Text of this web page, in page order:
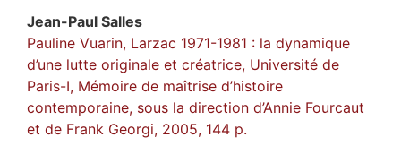
Jean-Paul Salles
Pauline Vuarin, Larzac 1971-1981 : la dynamique
d’une lutte originale et créatrice, Université de
Paris-I, Mémoire de maîtrise d’histoire
contemporaine, sous la direction d’Annie Fourcaut
et de Frank Georgi, 2005, 144 p.